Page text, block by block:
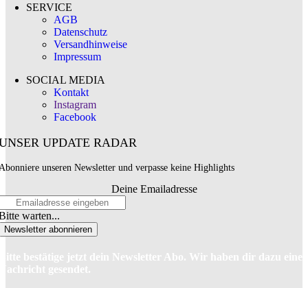
SERVICE
AGB
Datenschutz
Versandhinweise
Impressum
SOCIAL MEDIA
Kontakt
Instagram
Facebook
UPDATE RADAR
unseren Newsletter und verpasse keine Highlights
Deine Emailadresse
warten...
Newsletter abonnieren
bestätige jetzt dein Newsletter Abo. Wir haben dir dazu eine
gesendet.